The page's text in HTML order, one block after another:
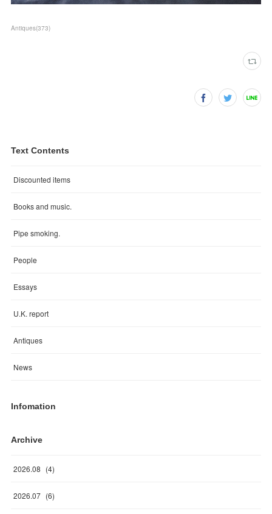
Antiques(373)
Text Contents
Discounted items
Books and music.
Pipe smoking.
People
Essays
U.K. report
Antiques
News
Infomation
Archive
2026.08 (4)
2026.07 (6)